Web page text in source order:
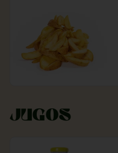
Jugos